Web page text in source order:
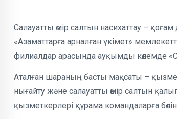
Салауатты өмір салтын насихаттау –
«Азаматтарға арналған үкімет»
филиалдар арасында ауқымды көлемде
Аталған шараның басты мақсаты –
нығайту және салауатты өмір салтын
қызметкерлері құрама командаларға